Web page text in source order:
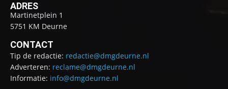
ADRES
Martinetplein 1
5751 KM Deurne
CONTACT
Tip de redactie: redactie@dmgdeurne.nl
Adverteren: reclame@dmgdeurne.nl
Informatie: info@dmgdeurne.nl